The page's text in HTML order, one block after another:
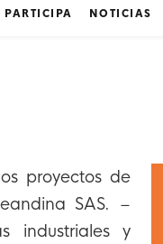
PARTICIPA NOTICIAS
proyectos de
SAS. –
industriales y